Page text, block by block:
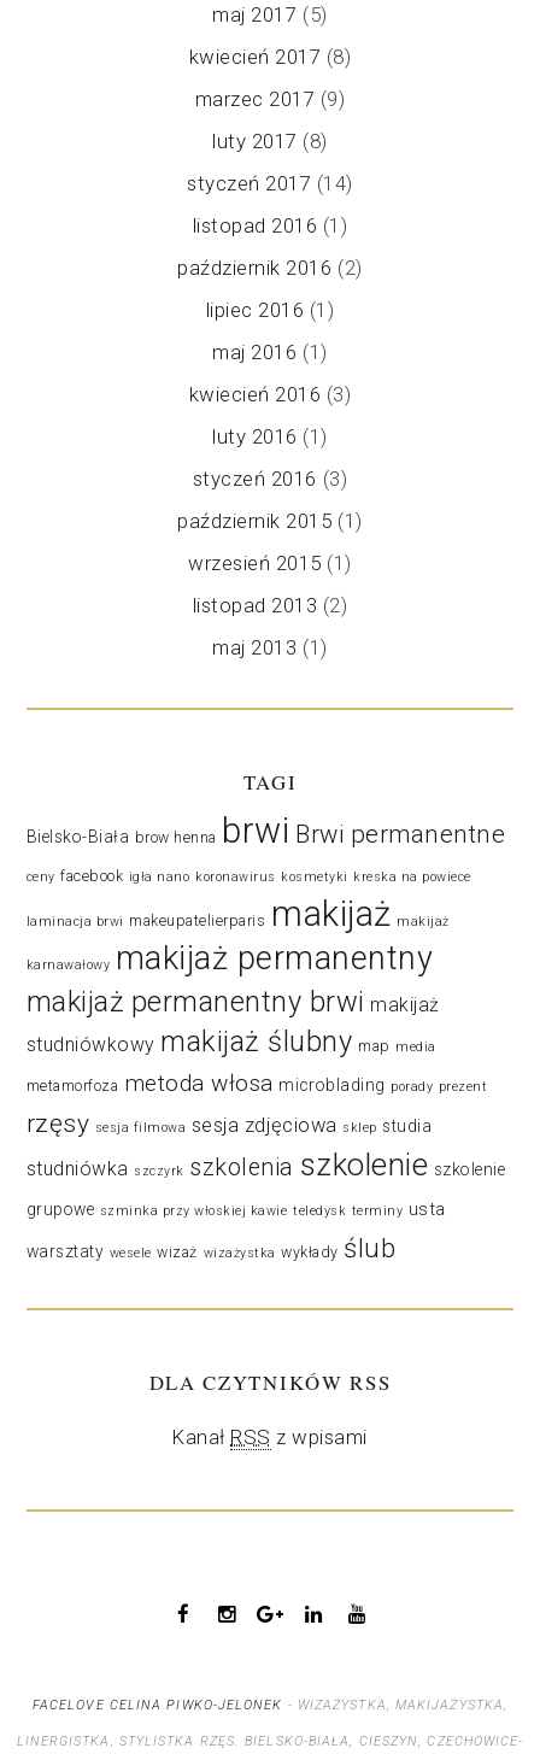
maj 2017 (5)
kwiecień 2017 (8)
marzec 2017 (9)
luty 2017 (8)
styczeń 2017 (14)
listopad 2016 (1)
październik 2016 (2)
lipiec 2016 (1)
maj 2016 (1)
kwiecień 2016 (3)
luty 2016 (1)
styczeń 2016 (3)
październik 2015 (1)
wrzesień 2015 (1)
listopad 2013 (2)
maj 2013 (1)
TAGI
Bielsko-Biała brow henna brwi Brwi permanentne
ceny facebook igła nano koronawirus kosmetyki kreska na powiece
laminacja brwi makeupatelierparis makijaż makijaż
karnawałowy makijaż permanentny
makijaż permanentny brwi makijaż
studniówkowy makijaż ślubny map media
metamorfoza metoda włosa microblading porady prezent
rzęsy sesja filmowa sesja zdjęciowa sklep studia
studniówka szczyrk szkolenia szkolenie szkolenie
grupowe szminka przy włoskiej kawie teledysk terminy usta
warsztaty wesele wizaż wizażystka wykłady ślub
DLA CZYTNIKÓW RSS
Kanał RSS z wpisami
FACELOVE CELINA PIWKO-JELONEK - WIZAŻYSTKA, MAKIJAŻYSTKA,
LINERGISTKA, STYLISTKA RZĘS. BIELSKO-BIAŁA, CIESZYN, CZECHOWICE-